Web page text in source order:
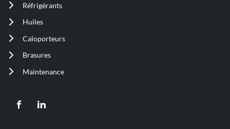
Réfrigérants
(ouvre
dans
nouvelle
Huiles
(ouvre
dans
nouvelle
Caloporteurs
(ouvre
dans
nouvelle
Brasures
(ouvre
dans
Maintenance
(ouvre
nouvelle
Aller
Aller